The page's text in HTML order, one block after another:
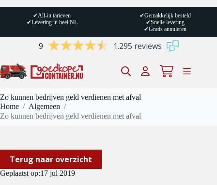
✔All-in tarieven
✔Levering in heel NL
✔Gemakkelijk besteld
✔Snelle levering
✔Gratis annuleren
9 1.295 reviews
Winkelwagen
Zo kunnen bedrijven geld verdienen met afval
Home / Algemeen /
Zo kunnen bedrijven geld verdienen met afval
Terug naar overzicht
Geplaatst op:17 jul 2019